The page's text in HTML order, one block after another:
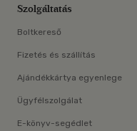
Szolgáltatás
Boltkereső
Fizetés és szállítás
Ajándékkártya egyenlege
Ügyfélszolgálat
E-könyv-segédlet